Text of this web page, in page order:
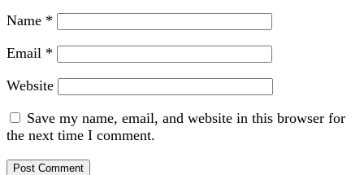
Name *
Email *
Website
Save my name, email, and website in this browser for
the next time I comment.